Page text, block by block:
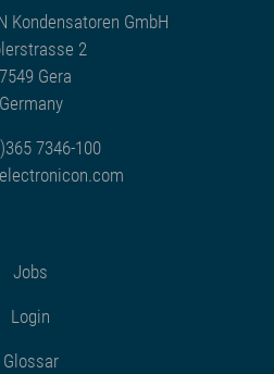
Kondensatoren GmbH
2
Gera
Germany
7346-100
Jobs
Login
Glossar